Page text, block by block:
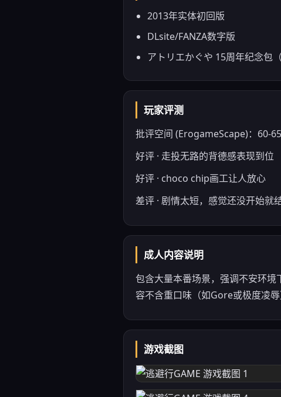
2013年实体初回版
DLsite/FANZA数字版
アトリエかぐや 15周年纪念包（
玩家评测
批评空间 (ErogameScape)：60-
好评 · 走投无路的背德感表现到位
好评 · choco chip画工让人放心
差评 · 剧情太短，感觉还没开始就
成人内容说明
包含大量本番场景，强调不安环
容不含重口味（如Gore或极度凌辱
游戏截图